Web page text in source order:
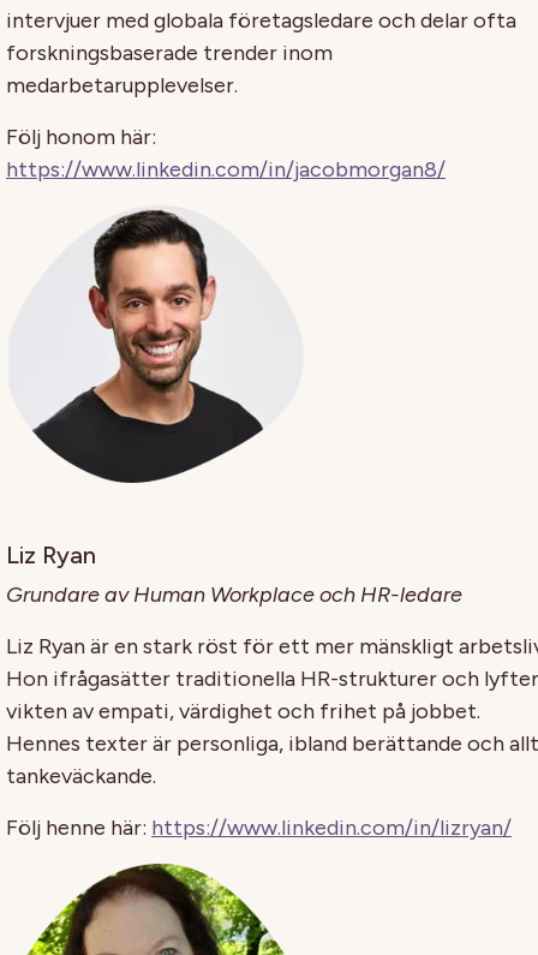
intervjuer med globala företagsledare och delar ofta
forskningsbaserade trender inom
medarbetarupplevelser.
Följ honom här:
https://www.linkedin.com/in/jacobmorgan8/
Liz Ryan
Grundare av Human Workplace och HR-ledare
Liz Ryan är en stark röst för ett mer mänskligt
Hon ifrågasätter traditionella HR-strukturer och lyfter
vikten av empati, värdighet och frihet på jobbet.
Hennes texter är personliga, ibland berättande och
tankeväckande.
Följ henne här: https://www.linkedin.com/in/lizryan/